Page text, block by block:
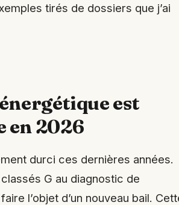
tirés de dossiers que j’ai
est
en 2026
durci ces dernières années.
G au diagnostic de
l’objet d’un nouveau bail.